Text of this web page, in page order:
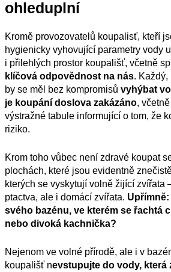
ohleduplní
Kromě provozovatelů koupalisť, kteří
hygienicky vyhovující parametry vody
i přilehlých prostor koupališť, včetně
klíčová odpovědnost na nás. Každý,
by se měl bez kompromisů vyhýbat
je koupání doslova zakázáno,
výstražné tabule informující o tom, že
riziko.
Krom toho vůbec není zdravé koupat
plochách, které jsou evidentně
kterých se vyskytují volně žijící zvířata
ptactva, ale i domácí zvířata.
svého bazénu, ve kterém se řachtá
nebo divoká kachnička?
Nejenom ve volné přírodě, ale i v
koupališť nevstupujte do vody, která